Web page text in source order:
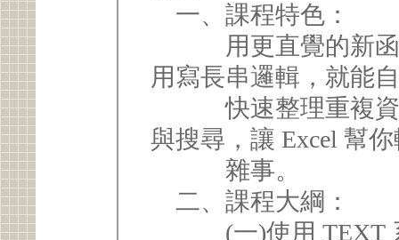
一、課程特色：
用更直覺的新函數
用寫長串邏輯，就能
快速整理重複資料
與搜尋，讓 Excel 幫
雜事。
二、課程大綱：
(一)使用 TEXT 系